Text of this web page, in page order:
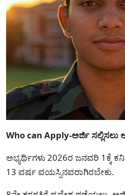
Who can Apply-ಅರ್ಜಿ ಸಲ್ಲಿಸಲು
ಅಭ್ಯರ್ಥಿಗಳು 2026ರ ಜನವರಿ 1ಕ್ಕೆ
13 ವರ್ಷ ವಯಸ್ಸಿನವರಾಗಿರಬೇಕು.